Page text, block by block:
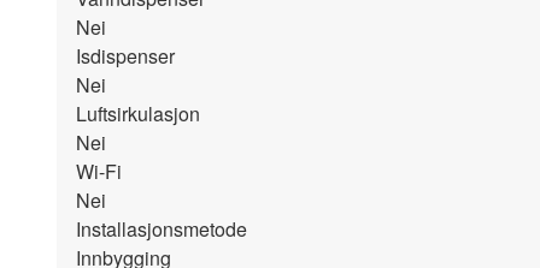
Nei
Isdispenser
Nei
Luftsirkulasjon
Nei
Wi-Fi
Nei
Installasjonsmetode
Innbygging